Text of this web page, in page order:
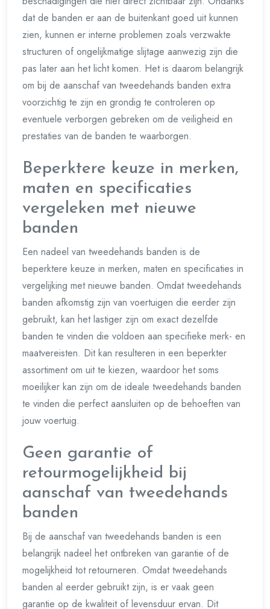
dat de banden er aan de buitenkant goed uit kunnen
zien, kunnen er interne problemen zoals verzwakte
structuren of ongelijkmatige slijtage aanwezig zijn die
pas later aan het licht komen. Het is daarom belangrijk
om bij de aanschaf van tweedehands banden extra
voorzichtig te zijn en grondig te controleren op
eventuele verborgen gebreken om de veiligheid en
prestaties van de banden te waarborgen.
Beperktere keuze in merken,
maten en specificaties
vergeleken met nieuwe
banden
Een nadeel van tweedehands banden is de
beperktere keuze in merken, maten en specificaties in
vergelijking met nieuwe banden. Omdat tweedehands
banden afkomstig zijn van voertuigen die eerder zijn
gebruikt, kan het lastiger zijn om exact dezelfde
banden te vinden die voldoen aan specifieke merk- en
maatvereisten. Dit kan resulteren in een beperkter
assortiment om uit te kiezen, waardoor het soms
moeilijker kan zijn om de ideale tweedehands banden
te vinden die perfect aansluiten op de behoeften van
jouw voertuig.
Geen garantie of
retourmogelijkheid bij
aanschaf van tweedehands
banden
Bij de aanschaf van tweedehands banden is een
belangrijk nadeel het ontbreken van garantie of de
mogelijkheid tot retourneren. Omdat tweedehands
banden al eerder gebruikt zijn, is er vaak geen
garantie op de kwaliteit of levensduur ervan. Dit